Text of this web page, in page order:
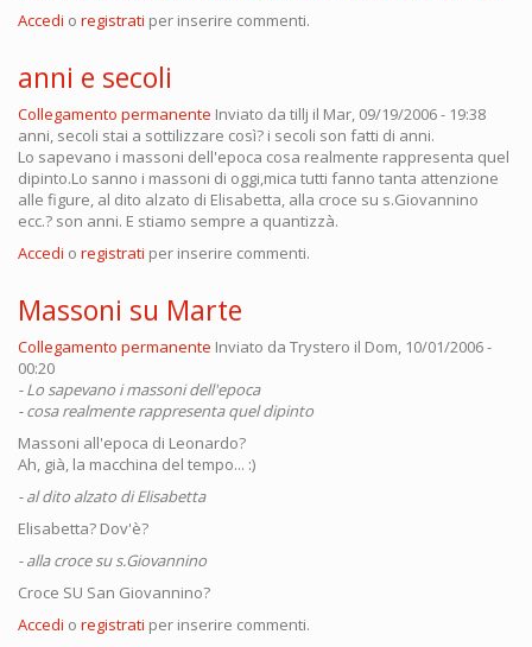
Accedi o registrati per inserire commenti.
anni e secoli
Collegamento permanente Inviato da tillj il Mar, 09/19/2006 - 19:38
anni, secoli stai a sottilizzare così? i secoli son fatti di anni.
Lo sapevano i massoni dell'epoca cosa realmente rappresenta quel
dipinto.Lo sanno i massoni di oggi,mica tutti fanno tanta attenzione
alle figure, al dito alzato di Elisabetta, alla croce su s.Giovannino
ecc.? son anni. E stiamo sempre a quantizzà.
Accedi o registrati per inserire commenti.
Massoni su Marte
Collegamento permanente Inviato da Trystero il Dom, 10/01/2006 -
00:20
- Lo sapevano i massoni dell'epoca
- cosa realmente rappresenta quel dipinto
Massoni all'epoca di Leonardo?
Ah, già, la macchina del tempo... :)
- al dito alzato di Elisabetta
Elisabetta? Dov'è?
- alla croce su s.Giovannino
Croce SU San Giovannino?
Accedi o registrati per inserire commenti.